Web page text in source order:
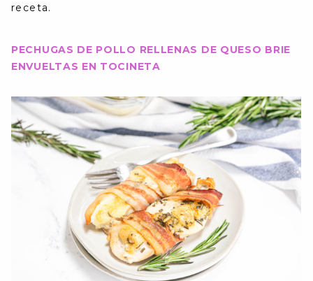
receta.
PECHUGAS DE POLLO RELLENAS DE QUESO BRIE
ENVUELTAS EN TOCINETA